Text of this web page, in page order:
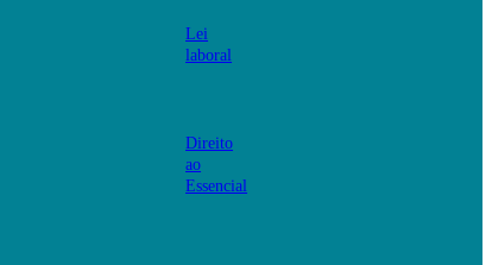
Lei
laboral
Direito
ao
Essencial